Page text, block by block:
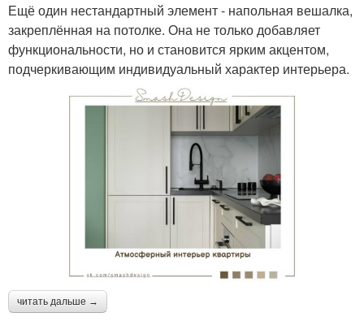
Ещё один нестандартный элемент - напольная вешалка,
закреплённая на потолке. Она не только добавляет
функциональности, но и становится ярким акцентом,
подчеркивающим индивидуальный характер интерьера.
читать дальше →